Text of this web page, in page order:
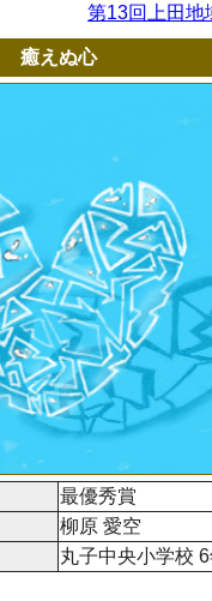
第13回上田地
癒えぬ心
最優秀賞
柳原 愛空
丸子中央小学校